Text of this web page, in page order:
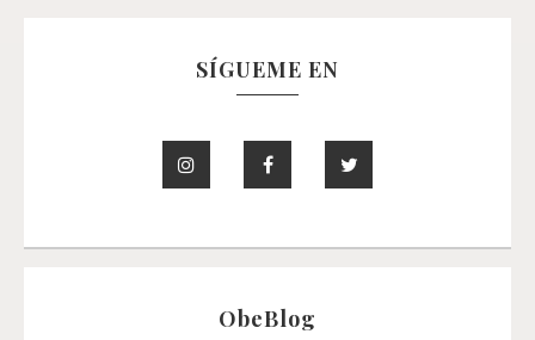
SÍGUEME EN
ObeBlog